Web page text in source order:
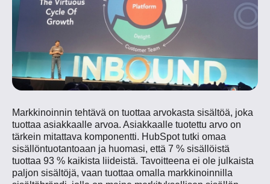
Markkinoinnin tehtävä on tuottaa arvokasta sisältöä, joka
tuottaa asiakkaalle arvoa. Asiakkaalle tuotettu arvo on
tärkein mitattava komponentti. HubSpot tutki omaa
sisällöntuotantoaan ja huomasi, että 7 % sisällöistä
tuottaa 93 % kaikista liideistä. Tavoitteena ei ole julkaista
paljon sisältöjä, vaan tuottaa omalla markkinoinnilla